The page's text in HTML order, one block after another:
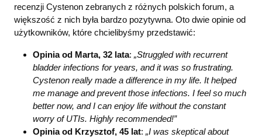
recenzji Cystenon zebranych z różnych polskich forum, a
większość z nich była bardzo pozytywna. Oto dwie opinie od
użytkowników, które chcielibyśmy przedstawić:
Opinia od Marta, 32 lata: „Struggled with recurrent
bladder infections for years, and it was so frustrating.
Cystenon really made a difference in my life. It helped
me manage and prevent those infections. I feel so much
better now, and I can enjoy life without the constant
worry of UTIs. Highly recommended!”
Opinia od Krzysztof, 45 lat: „I was skeptical about